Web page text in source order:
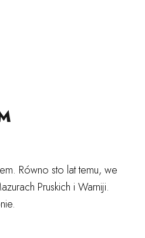
Równo sto lat temu, we
Pruskich i Warniji.